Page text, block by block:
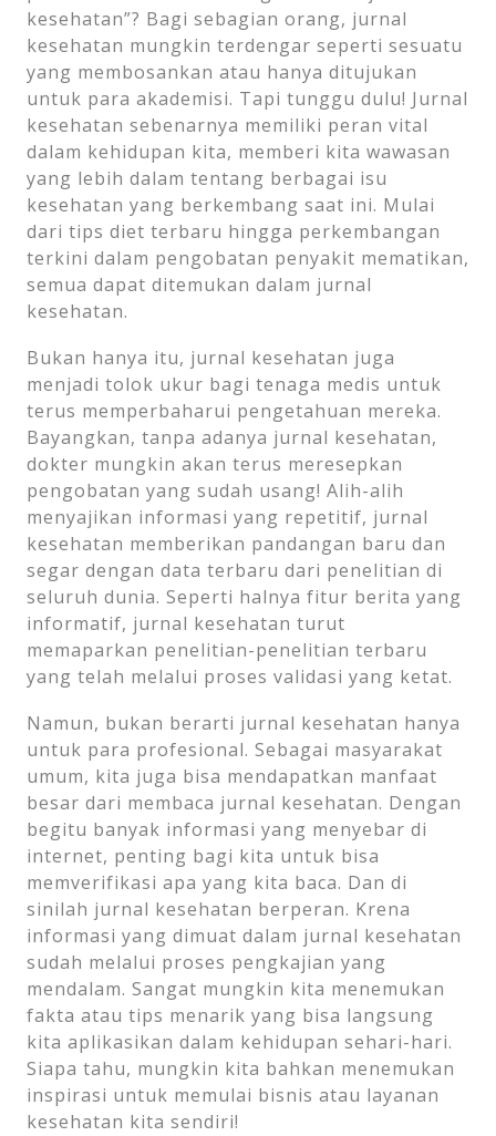
kesehatan”? Bagi sebagian orang, jurnal
kesehatan mungkin terdengar seperti sesuatu
yang membosankan atau hanya ditujukan
untuk para akademisi. Tapi tunggu dulu! Jurnal
kesehatan sebenarnya memiliki peran vital
dalam kehidupan kita, memberi kita wawasan
yang lebih dalam tentang berbagai isu
kesehatan yang berkembang saat ini. Mulai
dari tips diet terbaru hingga perkembangan
terkini dalam pengobatan penyakit mematikan,
semua dapat ditemukan dalam jurnal
kesehatan.
Bukan hanya itu, jurnal kesehatan juga
menjadi tolok ukur bagi tenaga medis untuk
terus memperbaharui pengetahuan mereka.
Bayangkan, tanpa adanya jurnal kesehatan,
dokter mungkin akan terus meresepkan
pengobatan yang sudah usang! Alih-alih
menyajikan informasi yang repetitif, jurnal
kesehatan memberikan pandangan baru dan
segar dengan data terbaru dari penelitian di
seluruh dunia. Seperti halnya fitur berita yang
informatif, jurnal kesehatan turut
memaparkan penelitian-penelitian terbaru
yang telah melalui proses validasi yang ketat.
Namun, bukan berarti jurnal kesehatan hanya
untuk para profesional. Sebagai masyarakat
umum, kita juga bisa mendapatkan manfaat
besar dari membaca jurnal kesehatan. Dengan
begitu banyak informasi yang menyebar di
internet, penting bagi kita untuk bisa
memverifikasi apa yang kita baca. Dan di
sinilah jurnal kesehatan berperan. Krena
informasi yang dimuat dalam jurnal kesehatan
sudah melalui proses pengkajian yang
mendalam. Sangat mungkin kita menemukan
fakta atau tips menarik yang bisa langsung
kita aplikasikan dalam kehidupan sehari-hari.
Siapa tahu, mungkin kita bahkan menemukan
inspirasi untuk memulai bisnis atau layanan
kesehatan kita sendiri!